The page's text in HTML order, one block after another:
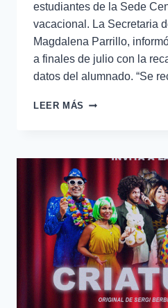
estudiantes de la Sede
vacacional. La Secretaria
Magdalena Parrillo,
a finales de julio con la
datos del alumnado. “Se
LEER MÁS